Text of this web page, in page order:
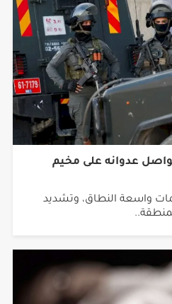
يواصل عدوانه على مخيم
واسعة النطاق، وتشديد